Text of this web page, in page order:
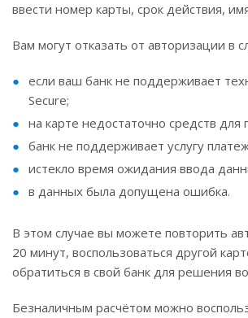
ввести номер карты, срок действия,
Вам могут отказать от авторизации в
если ваш банк не поддерживает
Secure;
на карте недостаточно средств для
банк не поддерживает услугу
истекло время ожидания ввода
в данных была допущена ошибка.
В этом случае вы можете повторить
20 минут, воспользоваться другой
обратиться в свой банк для решения
Безналичным расчётом можно